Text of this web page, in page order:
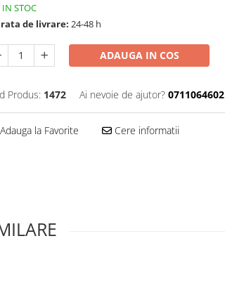
IN STOC
de livrare: 24-48 h
ADAUGA IN COS
Produs: 1472 Ai nevoie de ajutor? 0711064602
Adauga la Favorite Cere informatii